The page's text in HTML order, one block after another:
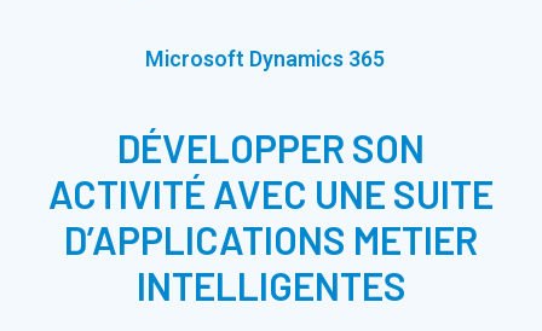
Microsoft Dynamics 365
DÉVELOPPER SON
ACTIVITÉ AVEC UNE SUITE
D’APPLICATIONS METIER
INTELLIGENTES